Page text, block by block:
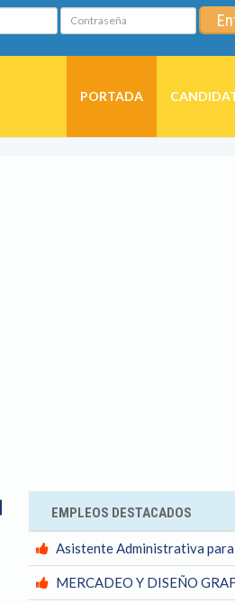
Contraseña
PORTADA
FacebookEMPLEOS DESTACADOS
Asistente Administrativa para
MERCADEO Y DISEÑO